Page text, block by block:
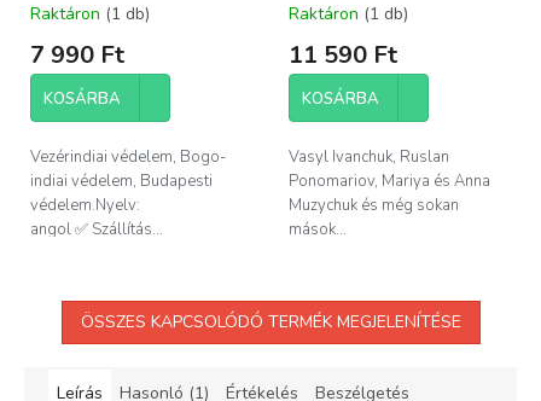
Raktáron (1 db)
7 990 Ft
KOSÁRBA
Vezérindiai védelem, Bogo-
indiai védelem, Budapesti
védelem.Nyelv:
angol ✅ Szállítás...
Raktáron (1 db)
11 590 Ft
KOSÁRBA
Vasyl Ivanchuk, Ruslan
Ponomariov, Mariya és Anna
Muzychuk és még sokan
mások...
ÖSSZES KAPCSOLÓDÓ TERMÉK MEGJELENÍTÉSE
Leírás Hasonló (1) Értékelés Beszélgetés